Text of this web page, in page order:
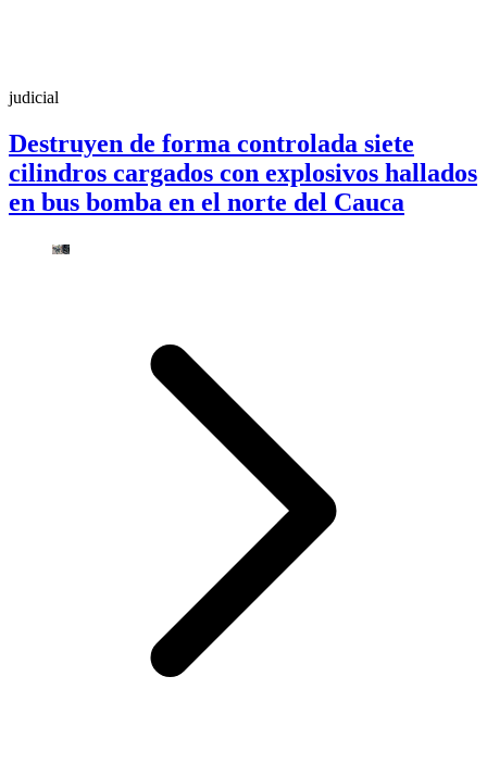
judicial
Destruyen de forma controlada siete
cilindros cargados con explosivos hallados
en bus bomba en el norte del Cauca